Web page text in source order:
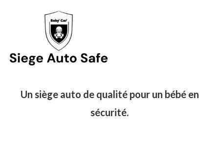
Un siège auto de qualité pour un bébé en
sécurité.